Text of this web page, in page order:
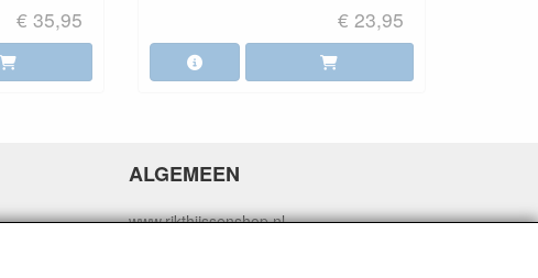
€ 35,95 € 23,95
ALGEMEEN
www.rikthijssenshop.nl